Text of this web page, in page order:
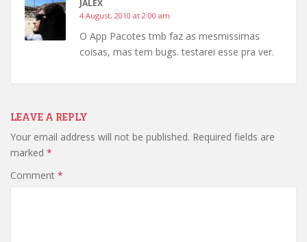
JALEX
4 August, 2010 at 2:00 am
O App Pacotes tmb faz as mesmissimas
coisas, mas tem bugs. testarei esse pra ver.
LEAVE A REPLY
Your email address will not be published. Required fields are
marked *
Comment *